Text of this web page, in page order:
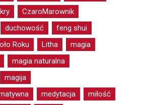
CzaroMarownik
duchowość
feng shui
Roku Litha
magia
magia naturalna
magija
medytacja
miłość